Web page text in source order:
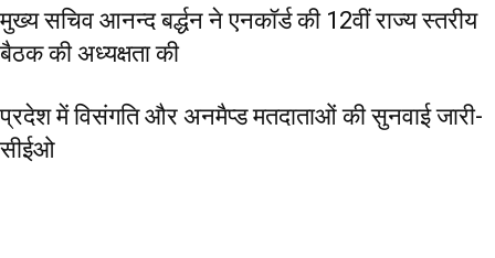
मुख्य सचिव आनन्द बर्द्धन ने एनकॉर्ड की 12वीं राज्य स्तरीय
बैठक की अध्यक्षता की
प्रदेश में विसंगति और अनमैप्ड मतदाताओं की सुनवाई जारी-
सीईओ